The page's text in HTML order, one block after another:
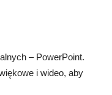
– PowerPoint.
i wideo, aby